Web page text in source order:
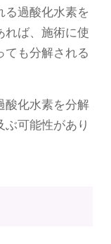
る過酸化水素を
れば、施術に使
ても分解される
酸化水素を分解
可能性があり